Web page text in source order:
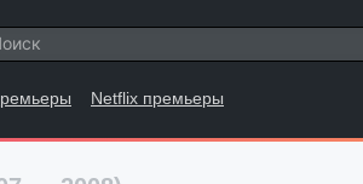
Netflix премьеры